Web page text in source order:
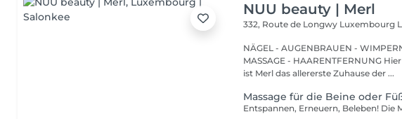
NUU beauty | Merl
332, Route de Longwy Luxembourg
NÄGEL - AUGENBRAUEN -
MASSAGE - HAARENTFERNUNG Hier hat alles begonnen. Seit 2022
ist Merl das allererste Zuhause der ...
Massage für die Beine oder